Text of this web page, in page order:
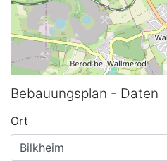
Bebauungsplan - Daten
Ort